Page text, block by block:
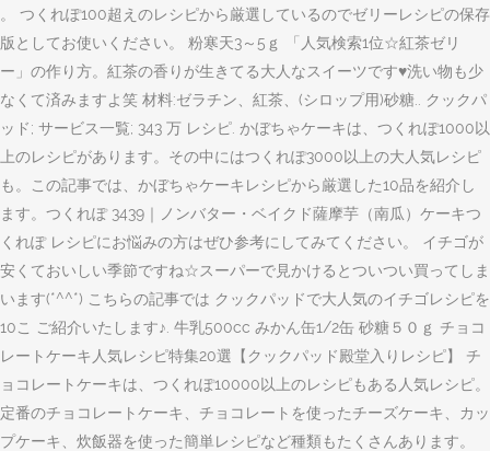
。 つくれぽ100超えのレシピから厳選しているのでゼリーレシピの保存
版としてお使いください。 粉寒天3～5ｇ 「人気検索1位☆紅茶ゼリ
ー」の作り方。紅茶の香りが生きてる大人なスイーツです♥洗い物も少
なくて済みますよ笑 材料:ゼラチン、紅茶、(シロップ用)砂糖.. クックパ
ッド; サービス一覧; 343 万 レシピ. かぼちゃケーキは、つくれぽ1000以
上のレシピがあります。その中にはつくれぽ3000以上の大人気レシピ
も。この記事では、かぼちゃケーキレシピから厳選した10品を紹介し
ます。つくれぽ 3439｜ノンバター・ベイクド薩摩芋（南瓜）ケーキつ
くれぽ レシピにお悩みの方はぜひ参考にしてみてください。 イチゴが
安くておいしい季節ですね☆スーパーで見かけるとついつい買ってしま
います(*^^*) こちらの記事では クックパッドで大人気のイチゴレシピを
10こ ご紹介いたします♪. 牛乳500cc みかん缶1/2缶 砂糖５０ｇ チョコ
レートケーキ人気レシピ特集20選【クックパッド殿堂入りレシピ】 チ
ョコレートケーキは、つくれぽ10000以上のレシピもある人気レシピ。
定番のチョコレートケーキ、チョコレートを使ったチーズケーキ、カッ
プケーキ、炊飯器を使った簡単レシピなど種類もたくさんあります。